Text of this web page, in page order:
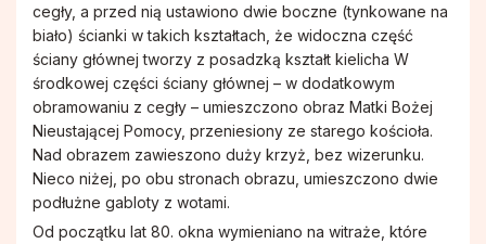
cegły, a przed nią ustawiono dwie boczne (tynkowane na
biało) ścianki w takich kształtach, że widoczna część
ściany głównej tworzy z posadzką kształt kielicha W
środkowej części ściany głównej – w dodatkowym
obramowaniu z cegły – umieszczono obraz Matki Bożej
Nieustającej Pomocy, przeniesiony ze starego kościoła.
Nad obrazem zawieszono duży krzyż, bez wizerunku.
Nieco niżej, po obu stronach obrazu, umieszczono dwie
podłużne gabloty z wotami.
Od początku lat 80. okna wymieniano na witraże, które